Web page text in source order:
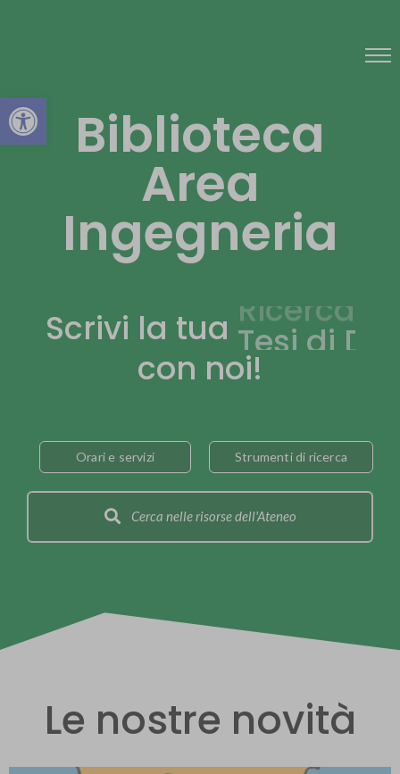
Open toolbar
Biblioteca
Area
Ingegneria
Scrivi la tua Ricerca
con noi!
Orari e servizi Strumenti di ricerca
Cerca nelle risorse dell'Ateneo
Le nostre novità